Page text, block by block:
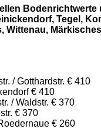
Tegel,
Wittenau,
/ Gotthardstr. € 410
€ 410
/ Waldstr. € 370
€ 370
€ 260